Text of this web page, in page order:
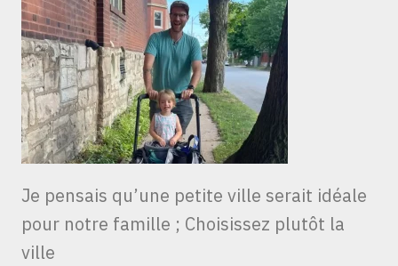
Je pensais qu’une petite ville serait idéale
pour notre famille ; Choisissez plutôt la
ville